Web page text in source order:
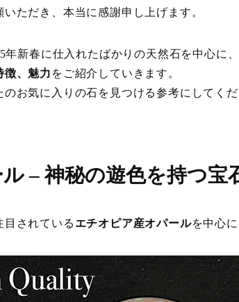
いただき、本当に感謝申し上げます。
年新春に仕入れたばかりの天然石を中心に、
徴、魅力 をご紹介していきます。
のお気に入りの石を見つける参考にしてくだ
– 神秘の遊色を持つ宝
目されている エチオピア産オパールを中心に